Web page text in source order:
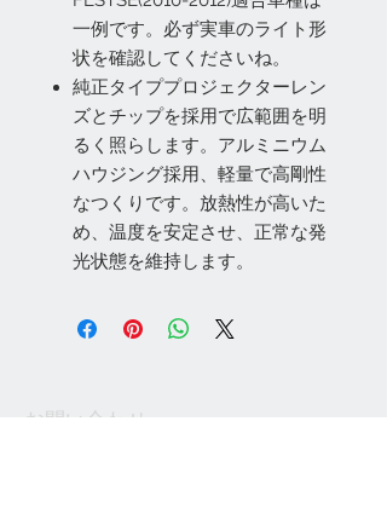
一例です。必ず実車のライト形
状を確認してくださいね。
純正タイププロジェクターレン
ズとチップを採用で広範囲を明
るく照らします。アルミニウム
ハウジング採用、軽量で高剛性
なつくりです。放熱性が高いた
め、温度を安定させ、正常な発
光状態を維持します。
お問い合わせ